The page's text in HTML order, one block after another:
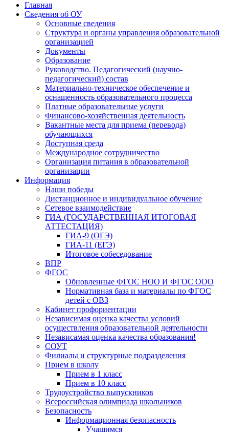
Главная
Сведения об ОУ
Основные сведения
Структура и органы управления образовательной
организацией
Документы
Образование
Руководство. Педагогический (научно-
педагогический) состав
Материально-техническое обеспечение и
оснащенность образовательного процесса
Платные образовательные услуги
Финансово-хозяйственная деятельность
Вакантные места для приема (перевода)
обучающихся
Доступная среда
Международное сотрудничество
Организация питания в образовательной
организации
Информация
Наши победы
Дистанционное и индивидуальное обучение
Сетевое взаимодействие
ГИА (ГОСУДАРСТВЕННАЯ ИТОГОВАЯ
АТТЕСТАЦИЯ)
ГИА-9 (ОГЭ)
ГИА-11 (ЕГЭ)
Итоговое собеседование
ВПР
ФГОС
Обновленные ФГОС НОО И ФГОС ООО
Нормативная база и материалы по ФГОС
детей с ОВЗ
Кабинет профориентации
Независимая оценка качества условий
осуществления образовательной деятельности
Независамая оценка качества образования!
СОУТ
Филиалы и структурные подразделения
Прием в школу
Прием в 1 класс
Прием в 10 класс
Трудоустройство выпускников
Всероссийская олимпиада школьников
Безопасность
Информационная безопасность
Учащимся